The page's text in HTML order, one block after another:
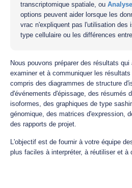
transcriptomique spatiale, ou
options peuvent aider lorsque les
vrac n'expliquent pas l'utilisation des
type cellulaire ou les différences
Nous pouvons préparer des résultats
examiner et à communiquer les
compris des diagrammes de structure
d'événements d'épissage, des résumés
isoformes, des graphiques de type
génomique, des matrices d'expression,
des rapports de projet.
L'objectif est de fournir à votre équipe
plus faciles à interpréter, à réutiliser et à